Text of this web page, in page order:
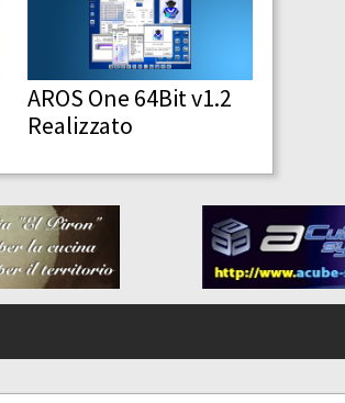
AROS One 64Bit v1.2
Realizzato